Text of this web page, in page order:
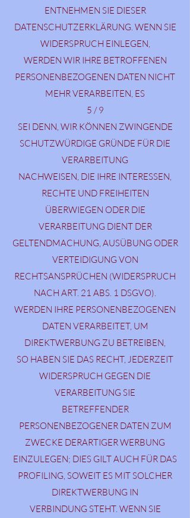
ENTNEHMEN SIE DIESER
DATENSCHUTZERKLÄRUNG. WENN SIE
WIDERSPRUCH EINLEGEN,
WERDEN WIR IHRE BETROFFENEN
PERSONENBEZOGENEN DATEN NICHT
MEHR VERARBEITEN, ES
5 / 9
SEI DENN, WIR KÖNNEN ZWINGENDE
SCHUTZWÜRDIGE GRÜNDE FÜR DIE
VERARBEITUNG
NACHWEISEN, DIE IHRE INTERESSEN,
RECHTE UND FREIHEITEN
ÜBERWIEGEN ODER DIE
VERARBEITUNG DIENT DER
GELTENDMACHUNG, AUSÜBUNG ODER
VERTEIDIGUNG VON
RECHTSANSPRÜCHEN (WIDERSPRUCH
NACH ART. 21 ABS. 1 DSGVO).
WERDEN IHRE PERSONENBEZOGENEN
DATEN VERARBEITET, UM
DIREKTWERBUNG ZU BETREIBEN,
SO HABEN SIE DAS RECHT, JEDERZEIT
WIDERSPRUCH GEGEN DIE
VERARBEITUNG SIE
BETREFFENDER
PERSONENBEZOGENER DATEN ZUM
ZWECKE DERARTIGER WERBUNG
EINZULEGEN; DIES GILT AUCH FÜR DAS
PROFILING, SOWEIT ES MIT SOLCHER
DIREKTWERBUNG IN
VERBINDUNG STEHT. WENN SIE